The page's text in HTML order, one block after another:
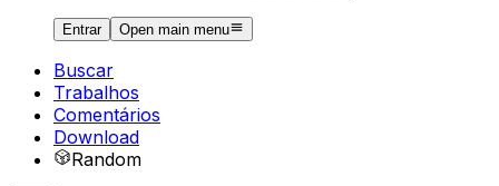
Entrar Open main menu
Buscar
Trabalhos
Comentários
Download
Random